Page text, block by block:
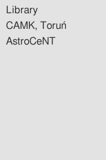
Library
CAMK, Toruń
AstroCeNT